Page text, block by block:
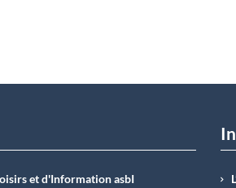
et d'Information asbI